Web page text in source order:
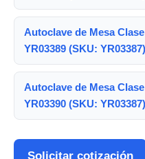
Autoclave de Mesa
YR03389 (SKU: YR03387)
Autoclave de Mesa
YR03390 (SKU: YR03387)
Solicitar cotización